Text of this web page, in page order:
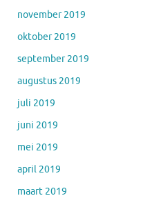
november 2019
oktober 2019
september 2019
augustus 2019
juli 2019
juni 2019
mei 2019
april 2019
maart 2019